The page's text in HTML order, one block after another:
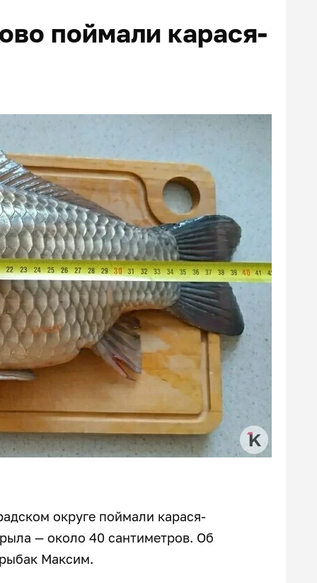
поймали карася-
округе поймали карася-
— около 40 сантиметров. Об
Максим.